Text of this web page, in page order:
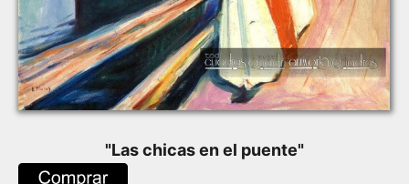
"Las chicas en el puente"